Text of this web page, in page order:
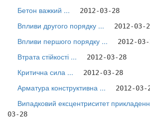
Бетон важкий ... 2012-03-28
Впливи другого порядку ... 2012-03-
Впливи першого порядку ... 2012-
Втрата стійкості ... 2012-03-28
Критична сила ... 2012-03-28
Арматура конструктивна ... 2012-03-
Випадковий ексцентриситет
03-28